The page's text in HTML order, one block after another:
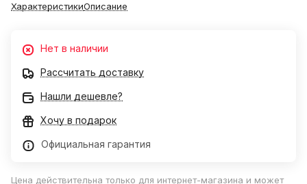
ХарактеристикиОписание
Нет в наличии
Рассчитать доставку
Нашли дешевле?
Хочу в подарок
Официальная гарантия
Цена действительна только для интернет-магазина и может